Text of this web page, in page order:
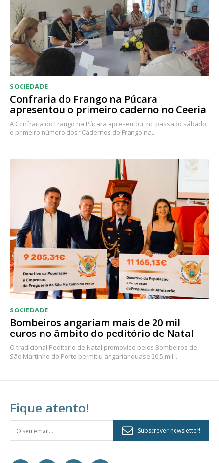
SOCIEDADE
Confraria do Frango na Púcara
apresentou o primeiro caderno no Ceeria
A Confraria do Frango na Púcara apresentou, no passado sábado,
o primeiro número dos “Cadernos do Frango na...
SOCIEDADE
Bombeiros angariam mais de 20 mil
euros no âmbito do peditório de Natal
O tradicional Peditório de Natal promovido pelos Bombeiros de
São Martinho do Porto permitiu angariar quase 20,5 mil...
Fique atento!
Subscrever newsletter!